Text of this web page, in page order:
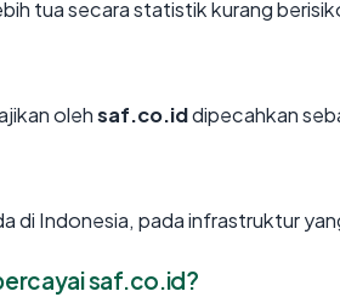
tua secara statistik kurang
olehsaf.co.iddipecahkan
di Indonesia, pada infrastruktur
saf.co.id?